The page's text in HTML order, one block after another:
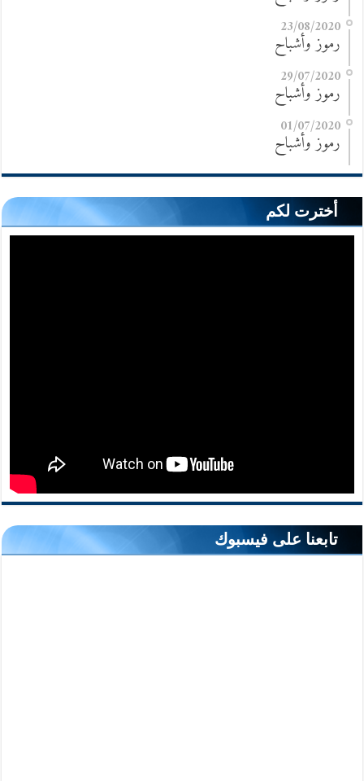
23/08/2020
رموز وأشباح
29/07/2020
رموز وأشباح
01/07/2020
رموز وأشباح
أخترت لكم
تابعنا على فيسبوك